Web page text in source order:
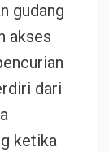
gudang
akses
dari
ketika